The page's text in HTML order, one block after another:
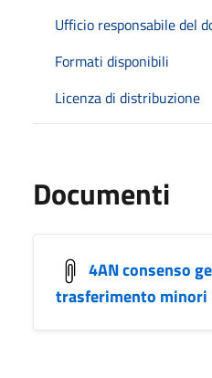
Ufficio responsabile del
Formati disponibili
Licenza di distribuzione
Documenti
4AN consenso
trasferimento minori